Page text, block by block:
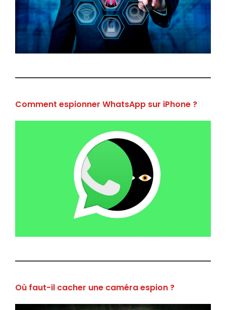
Comment espionner WhatsApp sur iPhone ?
Où faut-il cacher une caméra espion ?